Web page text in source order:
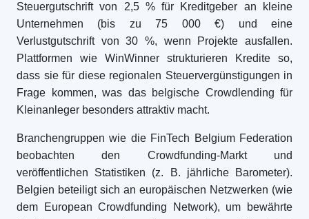
Steuergutschrift von 2,5 % für Kreditgeber an kleine
Unternehmen (bis zu 75 000 €) und eine
Verlustgutschrift von 30 %, wenn Projekte ausfallen.
Plattformen wie WinWinner strukturieren Kredite so,
dass sie für diese regionalen Steuervergünstigungen in
Frage kommen, was das belgische Crowdlending für
Kleinanleger besonders attraktiv macht.
Branchengruppen wie die FinTech Belgium Federation
beobachten den Crowdfunding-Markt und
veröffentlichen Statistiken (z. B. jährliche Barometer).
Belgien beteiligt sich an europäischen Netzwerken (wie
dem European Crowdfunding Network), um bewährte